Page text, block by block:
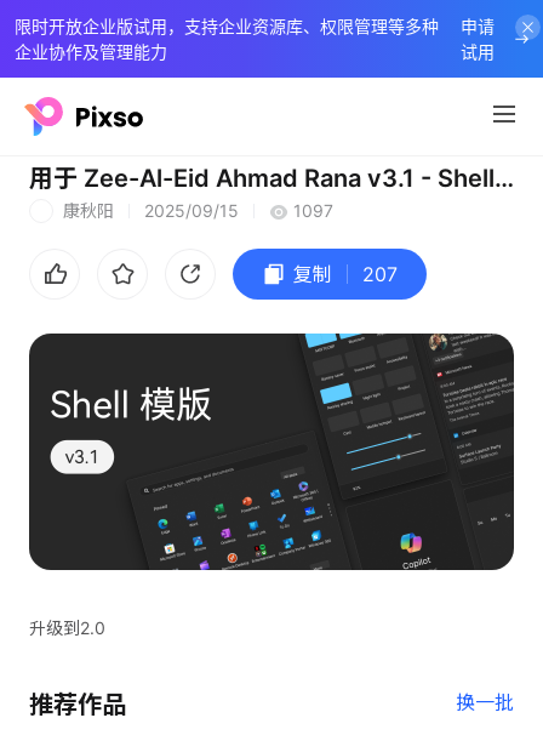
限时开放企业版试用，支持企业资源库、权限管理等多种
企业协作及管理能力
申请
试用
用于 Zee-Al-Eid Ahmad Rana v3.1 - Shell 模板 Windows 11 24H2
康秋阳 2025/09/15 1097
复制 207
升级到2.0
推荐作品 换一批